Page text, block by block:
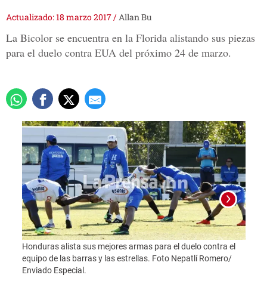
Actualizado: 18 marzo 2017/Allan Bu
La Bicolor se encuentra en la Florida alistando sus piezas
para el duelo contra EUA del próximo 24 de marzo.
Honduras alista sus mejores armas para el duelo contra el
equipo de las barras y las estrellas. Foto Nepatlí Romero/
Enviado Especial.